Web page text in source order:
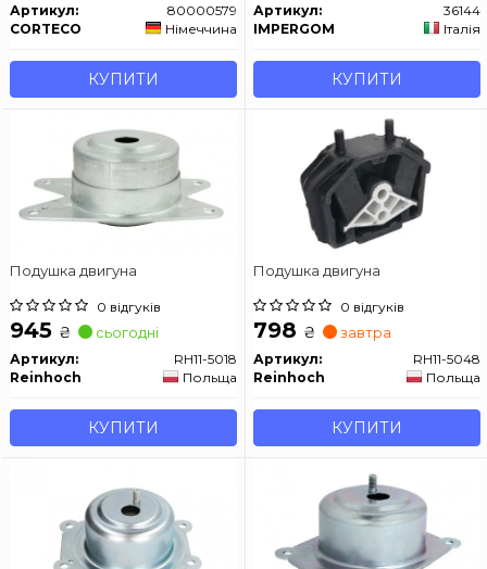
Артикул:
80000579
CORTECO
Німеччина
КУПИТИ
Артикул:
36144
IMPERGOM
Італія
КУПИТИ
Подушка двигуна
0 відгуків
945 ₴ сьогодні
Артикул:
RH11-5018
Reinhoch
Польща
КУПИТИ
Подушка двигуна
0 відгуків
798 ₴ завтра
Артикул:
RH11-5048
Reinhoch
Польща
КУПИТИ